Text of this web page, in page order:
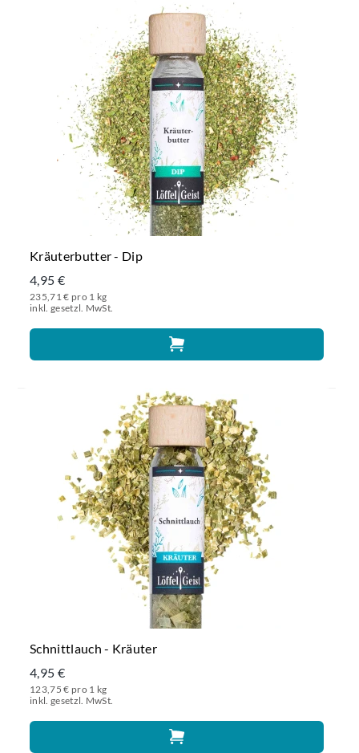
Kräuterbutter - Dip
4,95 €
235,71 € pro 1 kg
inkl. gesetzl. MwSt.
Schnittlauch - Kräuter
4,95 €
123,75 € pro 1 kg
inkl. gesetzl. MwSt.